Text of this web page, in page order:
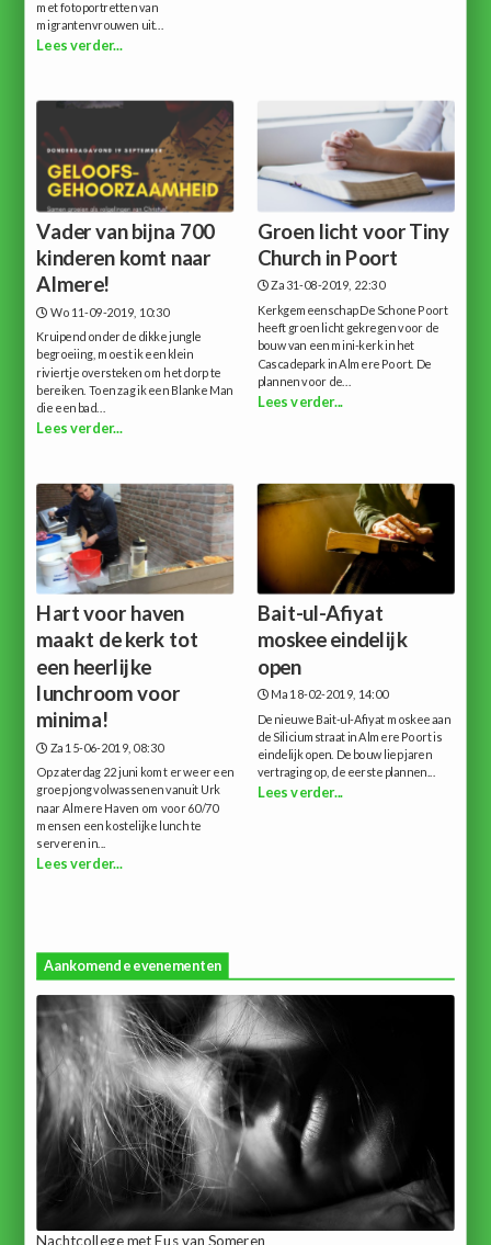
met fotoportretten van
migrantenvrouwen uit...
Lees verder...
Vader van bijna 700
kinderen komt naar
Almere!
Wo 11-09-2019, 10:30
Kruipend onder de dikke jungle
begroeiing, moest ik een klein
riviertje oversteken om het dorp te
bereiken. Toen zag ik een Blanke Man
die een bad...
Lees verder...
Groen licht voor Tiny
Church in Poort
Za 31-08-2019, 22:30
Kerkgemeenschap De Schone Poort
heeft groen licht gekregen voor de
bouw van een mini-kerk in het
Cascadepark in Almere Poort. De
plannen voor de...
Lees verder...
Hart voor haven
maakt de kerk tot
een heerlijke
lunchroom voor
minima!
Za 15-06-2019, 08:30
Op zaterdag 22 juni komt er weer een
groep jong volwassenen vanuit Urk
naar Almere Haven om voor 60/70
mensen een kostelijke lunch te
serveren in...
Lees verder...
Bait-ul-Afiyat
moskee eindelijk
open
Ma 18-02-2019, 14:00
De nieuwe Bait-ul-Afiyat moskee aan
de Siliciumstraat in Almere Poort is
eindelijk open. De bouw liep jaren
vertraging op, de eerste plannen...
Lees verder...
Aankomende evenementen
Nachtcollege met Eus van Someren